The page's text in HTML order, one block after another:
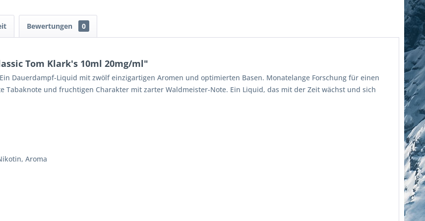
Bewertungen 0
Tom Klark's 10ml 20mg/ml"
Dauerdampf-Liquid mit zwölf einzigartigen Aromen und optimierten Basen. Monatelange Forschung für einen
Tabaknote und fruchtigen Charakter mit zarter Waldmeister-Note. Ein Liquid, das mit der Zeit wächst und sich
Aroma